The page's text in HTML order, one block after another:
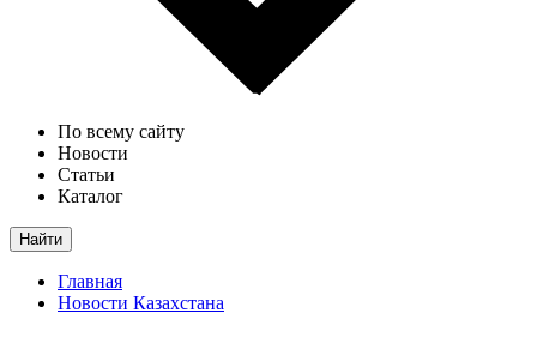
По всему сайту
Новости
Статьи
Каталог
Найти
Главная
Новости Казахстана